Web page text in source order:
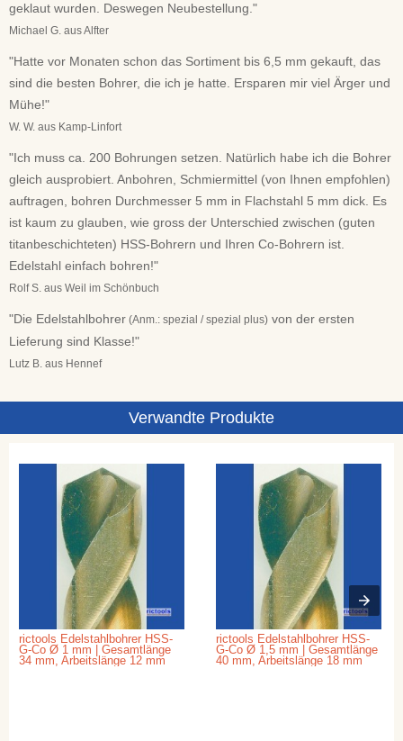
geklaut wurden. Deswegen Neubestellung."
Michael G. aus Alfter
"Hatte vor Monaten schon das Sortiment bis 6,5 mm gekauft, das
sind die besten Bohrer, die ich je hatte. Ersparen mir viel Ärger und
Mühe!"
W. W. aus Kamp-Linfort
"Ich muss ca. 200 Bohrungen setzen. Natürlich habe ich die Bohrer
gleich ausprobiert. Anbohren, Schmiermittel (von Ihnen empfohlen)
auftragen, bohren Durchmesser 5 mm in Flachstahl 5 mm dick. Es
ist kaum zu glauben, wie gross der Unterschied zwischen (guten
titanbeschichteten) HSS-Bohrern und Ihren Co-Bohrern ist.
Edelstahl einfach bohren!"
Rolf S. aus Weil im Schönbuch
"Die Edelstahlbohrer (Anm.: spezial / spezial plus) von der ersten
Lieferung sind Klasse!"
Lutz B. aus Hennef
Verwandte Produkte
rictools Edelstahlbohrer HSS-
G-Co Ø 1 mm | Gesamtlänge
34 mm, Arbeitslänge 12 mm
rictools Edelstahlbohrer HSS-
G-Co Ø 1,5 mm | Gesamtlänge
40 mm, Arbeitslänge 18 mm